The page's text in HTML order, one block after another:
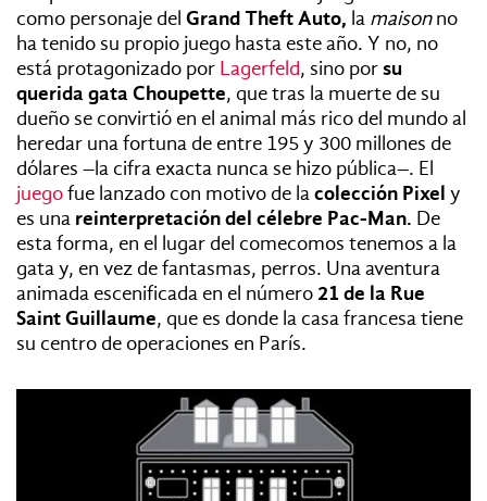
como personaje del Grand Theft Auto, la maisonno
ha tenido su propio juego hasta este año. Y no, no
está protagonizado por Lagerfeld, sino porsu
querida gata Choupette, que tras la muerte de su
dueño se convirtió en el animal más rico del mundo al
heredar una fortuna de entre 195 y 300 millones de
dólares –la cifra exacta nunca se hizo pública–. El
juegofue lanzado con motivo de lacolección Pixel y
es una reinterpretación del célebre Pac-Man. De
esta forma, en el lugar del comecomos tenemos a la
gata y, en vez de fantasmas, perros. Una aventura
animada escenificada en el número21 de la Rue
Saint Guillaume, que es donde la casa francesa tiene
su centro de operaciones en París.